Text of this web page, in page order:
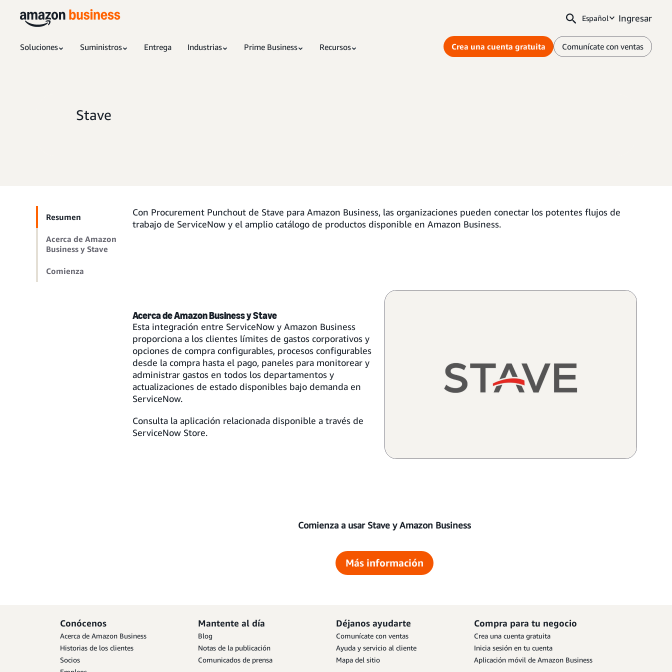
Español Ingresar
Soluciones Suministros Entrega Industrias Prime Business Recursos Crea una cuenta gratuita Comunícate con ventas
Stave
Resumen
Acerca de Amazon
Business y Stave
Comienza
Con Procurement Punchout de Stave para Amazon Business, las organizaciones pueden conectar los potentes flujos de
trabajo de ServiceNow y el amplio catálogo de productos disponible en Amazon Business.
Acerca de Amazon Business y Stave
Esta integración entre ServiceNow y Amazon Business
proporciona a los clientes límites de gastos corporativos y
opciones de compra configurables, procesos configurables
desde la compra hasta el pago, paneles para monitorear y
administrar gastos en todos los departamentos y
actualizaciones de estado disponibles bajo demanda en
ServiceNow.
Consulta la aplicación relacionada disponible a través de
ServiceNow Store.
Comienza a usar Stave y Amazon Business
Más información
Conócenos
Acerca de Amazon Business
Historias de los clientes
Socios
Mantente al día
Blog
Notas de la publicación
Comunicados de prensa
Déjanos ayudarte
Comunícate con ventas
Ayuda y servicio al cliente
Mapa del sitio
Compra para tu negocio
Crea una cuenta gratuita
Inicia sesión en tu cuenta
Aplicación móvil de Amazon Business